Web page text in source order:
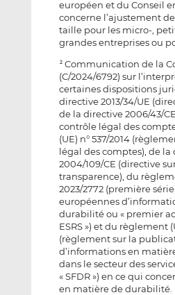
européen et du Conseil
concerne l’ajustement
taille pour les micro-,
grandes entreprises ou
2Communication de la
(C/2024/6792) sur
certaines dispositions
directive 2013/34/UE
de la directive 2006/43/
contrôle légal des
(UE) n° 537/2014
légal des comptes), de la
2004/109/CE (directive
transparence), du
2023/2772 (première
européennes
durabilité ou « premier
ESRS ») et du règlement
(règlement sur la
d’informations en
dans le secteur des
« SFDR ») en ce qui
en matière de durabilité.